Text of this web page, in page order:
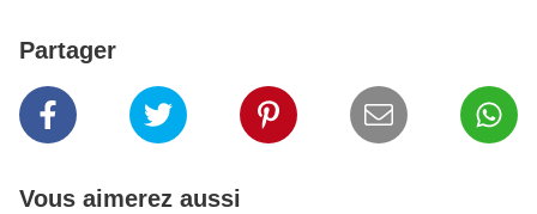
Partager
Vous aimerez aussi